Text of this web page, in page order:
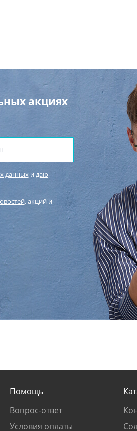
акциях
данныхи даю
, акций и
Помощь
Вопрос-ответ
Условия оплаты